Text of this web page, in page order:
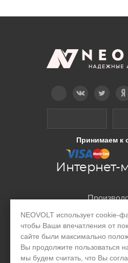
NEOVOLT использует cookie-
чтобы Ваши впечатления от
сайте были максимально
Вы продолжите пользоваться
мы будем считать, что Вы
Принимаем к
Интернет-
Акции и